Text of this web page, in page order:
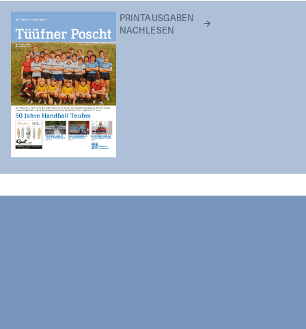
PRINTAUSGABEN
NACHLESEN